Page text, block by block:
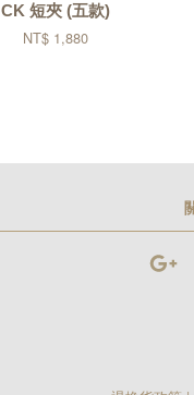
CK 短夾 (五款)
NT$ 1,880